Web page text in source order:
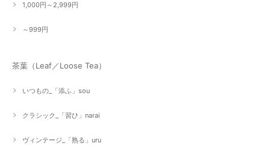
1,000円～2,999円
～999円
茶葉（Leaf／Loose Tea）
いつもの_「添ふ」sou
クラシック_「習ひ」narai
ヴィンテージ_「熟る」uru